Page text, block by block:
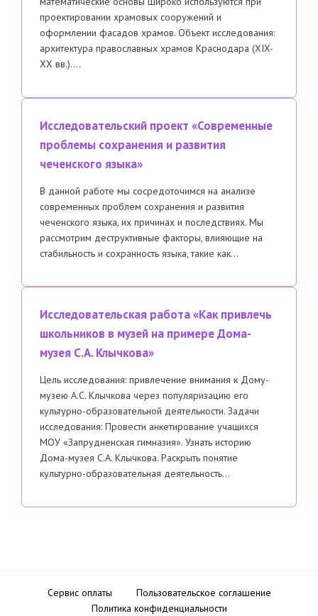
проектировании храмовых сооружений и
оформлении фасадов храмов. Объект исследования:
архитектура православных храмов Краснодара (XIX-
XX вв.)….
Исследовательский проект «Современные
проблемы сохранения и развития
чеченского языка»
В данной работе мы сосредоточимся на анализе
современных проблем сохранения и развития
чеченского языка, их причинах и последствиях. Мы
рассмотрим деструктивные факторы, влияющие на
стабильность и сохранность языка, такие как…
Исследовательская работа «Как привлечь
школьников в музей на примере Дома-
музея С.А. Клычкова»
Цель исследования: привлечение внимания к Дому-
музею А.С. Клычкова через популяризацию его
культурно-образовательной деятельности. Задачи
исследования: Провести анкетирование учащихся
МОУ «Запрудненская гимназия». Узнать историю
Дома-музея С.А. Клычкова. Раскрыть понятие
культурно-образовательная деятельность…
Сервис оплаты
Пользовательское соглашение
Политика конфиденциальности